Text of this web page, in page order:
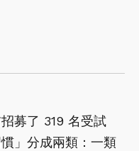
募了 319 名受試
」分成兩類：一類